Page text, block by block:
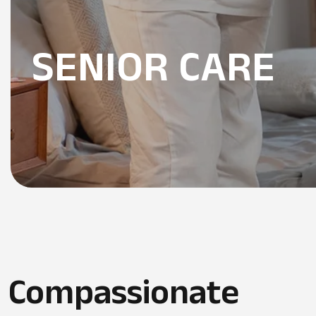
IN HOME
SENIOR CARE
SENIOR CARE
Compassionate